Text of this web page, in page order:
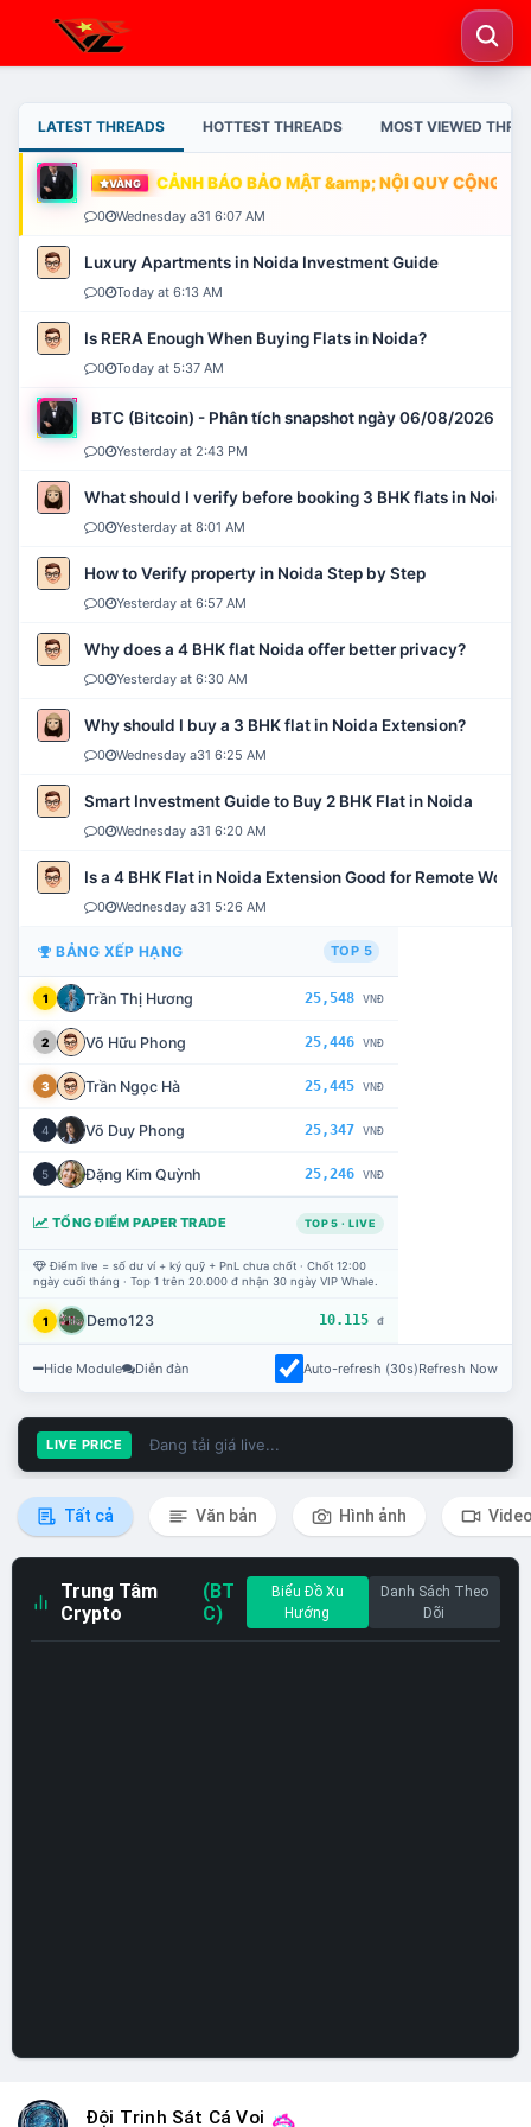
LATEST THREADS HOTTEST THREADS MOST VIEWED
VÀNG CẢNH BÁO BẢO MẬT &amp; NỘI QUY CỘNG
0 Wednesday a31 6:07 AM
Luxury Apartments in Noida Investment Guide
0 Today at 6:13 AM
Is RERA Enough When Buying Flats in Noida?
0 Today at 5:37 AM
BTC (Bitcoin) - Phân tích snapshot ngày 06/08/2026
0 Yesterday at 2:43 PM
What should I verify before booking 3 BHK flats in Noida?
0 Yesterday at 8:01 AM
How to Verify property in Noida Step by Step
0 Yesterday at 6:57 AM
Why does a 4 BHK flat Noida offer better privacy?
0 Yesterday at 6:30 AM
Why should I buy a 3 BHK flat in Noida Extension?
0 Wednesday a31 6:25 AM
Smart Investment Guide to Buy 2 BHK Flat in Noida
0 Wednesday a31 6:20 AM
Is a 4 BHK Flat in Noida Extension Good for Remote Work?
0 Wednesday a31 5:26 AM
BẢNG XẾP HẠNG TOP 5
1 Trần Thị Hương 25,548 VNĐ
2 Võ Hữu Phong 25,446 VNĐ
3 Trần Ngọc Hà 25,445 VNĐ
4 Võ Duy Phong 25,347 VNĐ
5 Đặng Kim Quỳnh 25,246 VNĐ
TỔNG ĐIỂM PAPER TRADE TOP 5 · LIVE
Điểm live = số dư ví + ký quỹ + PnL chưa chốt · Chốt 12:00
ngày cuối tháng · Top 1 trên 20.000 đ nhận 30 ngày VIP Whale.
1 Demo123 10.115 đ
Hide Module Diễn đàn Auto-refresh (30s)Refresh Now
LIVE PRICE Đang tải giá live...
Tất cả Văn bản Hình ảnh
Trung Tâm
Crypto
(BT
C)
Biểu Đồ Xu
Hướng
Danh Sách Theo
Dõi
Đội Trinh Sát Cá Voi